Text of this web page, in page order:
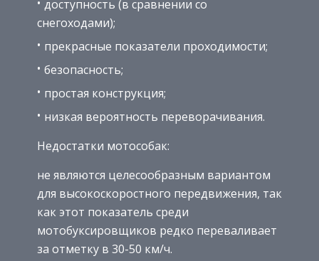
доступность (в сравнении со
снегоходами);
прекрасные показатели проходимости;
безопасность;
простая конструкция;
низкая вероятность переворачивания.
Недостатки мотособак:
не являются целесообразным вариантом
для высокоскоростного передвижения, так
как этот показатель среди
мотобуксировщиков редко переваливает
за отметку в 30-50 км/ч.